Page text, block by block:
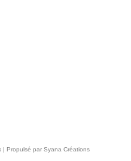
Propulsé par Syana Créations